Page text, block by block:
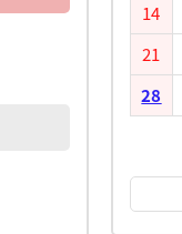
14
21
28